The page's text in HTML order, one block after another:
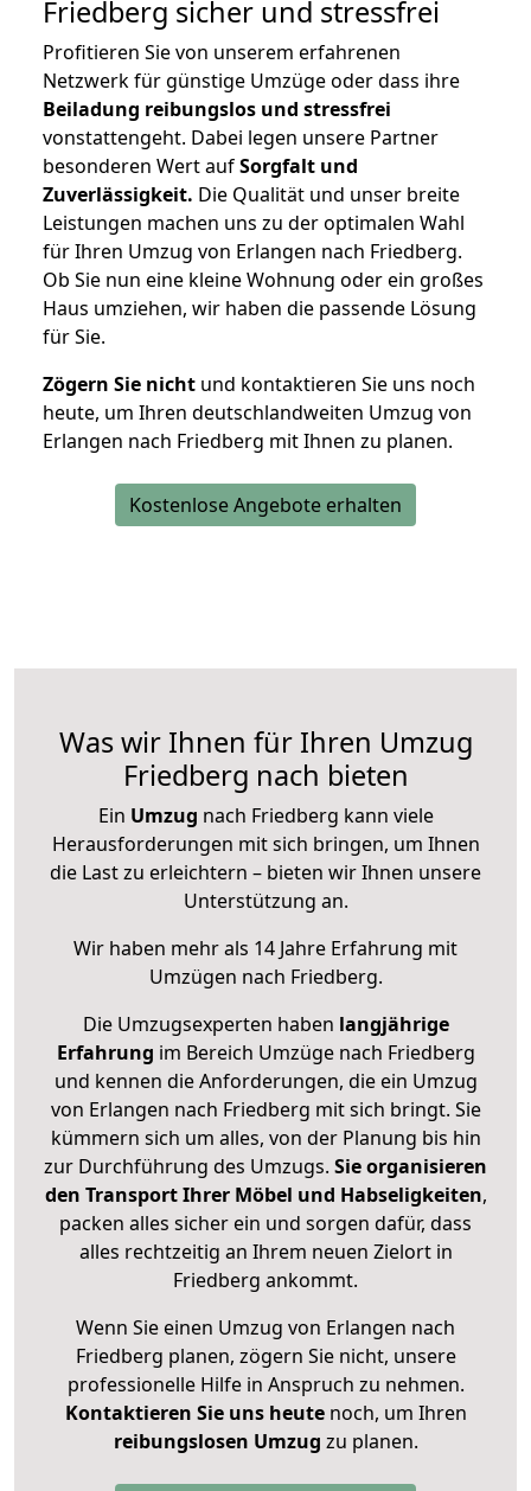
Friedberg sicher und stressfrei
Profitieren Sie von unserem erfahrenen
Netzwerk für günstige Umzüge oder dass ihre
Beiladung reibungslos und stressfrei
vonstattengeht. Dabei legen unsere Partner
besonderen Wert aufSorgfalt und
Zuverlässigkeit. Die Qualität und unser breite
Leistungen machen uns zu der optimalen Wahl
für Ihren Umzug von Erlangen nach Friedberg.
Ob Sie nun eine kleine Wohnung oder ein großes
Haus umziehen, wir haben die passende Lösung
für Sie.
Zögern Sie nicht und kontaktieren Sie uns noch
heute, um Ihren deutschlandweiten Umzug von
Erlangen nach Friedberg mit Ihnen zu planen.
Kostenlose Angebote erhalten
Was wir Ihnen für Ihren Umzug
Friedberg nach bieten
Ein Umzug nach Friedberg kann viele
Herausforderungen mit sich bringen, um Ihnen
die Last zu erleichtern – bieten wir Ihnen unsere
Unterstützung an.
Wir haben mehr als 14 Jahre Erfahrung mit
Umzügen nach Friedberg.
Die Umzugsexperten haben langjährige
Erfahrung im Bereich Umzüge nach Friedberg
und kennen die Anforderungen, die ein Umzug
von Erlangen nach Friedberg mit sich bringt. Sie
kümmern sich um alles, von der Planung bis hin
zur Durchführung des Umzugs. Sie organisieren
den Transport Ihrer Möbel und Habseligkeiten,
packen alles sicher ein und sorgen dafür, dass
alles rechtzeitig an Ihrem neuen Zielort in
Friedberg ankommt.
Wenn Sie einen Umzug von Erlangen nach
Friedberg planen, zögern Sie nicht, unsere
professionelle Hilfe in Anspruch zu nehmen.
Kontaktieren Sie uns heutenoch, um Ihren
reibungslosen Umzug zu planen.